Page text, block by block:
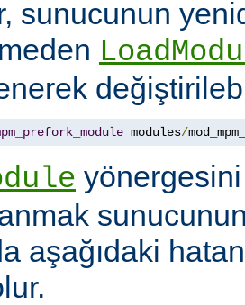
sunucunun
modules/
aşağıdaki